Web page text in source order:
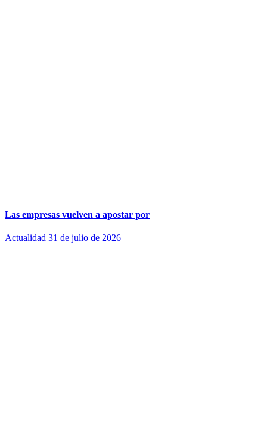
Las empresas vuelven a apostar por
Actualidad 31 de julio de 2026